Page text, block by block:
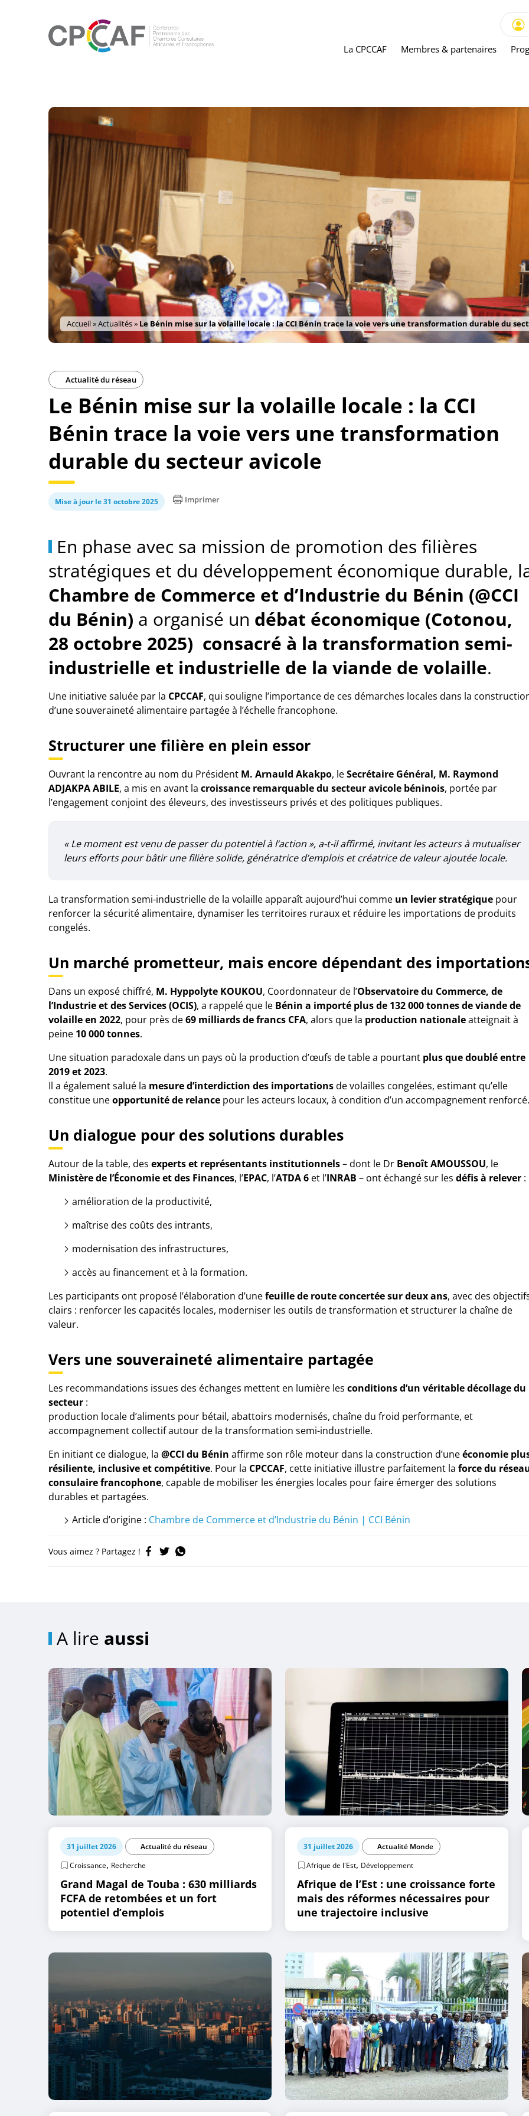
La CPCCAF Membres & partenaires
Accueil»Actualités» Le Bénin mise sur la volaille locale : la CCI Bénin trace la voie vers une transformation durable du
Actualité du réseau
Le Bénin mise sur la volaille locale : la CCI
Bénin trace la voie vers une transformation
durable du secteur avicole
Mise à jour le 31 octobre 2025 Imprimer
En phase avec sa mission de promotion des filières
stratégiques et du développement économique durable,
Chambre de Commerce et d’Industrie du Bénin (@CCI
du Bénin) a organisé un débat économique (Cotonou,
28 octobre 2025) consacré à la transformation semi-
industrielle et industrielle de la viande de volaille.
Une initiative saluée par la CPCCAF, qui souligne l’importance de ces démarches locales dans la
d’une souveraineté alimentaire partagée à l’échelle francophone.
Structurer une filière en plein essor
Ouvrant la rencontre au nom du Président M. Arnauld Akakpo, leSecrétaire Général, M. Raymond
ADJAKPA ABILE, a mis en avant la croissance remarquable du secteur avicole béninois, portée par
l’engagement conjoint des éleveurs, des investisseurs privés et des politiques publiques.
« Le moment est venu de passer du potentiel à l’action », a-t-il affirmé, invitant les acteurs à mutualiser
leurs efforts pour bâtir une filière solide, génératrice d’emplois et créatrice de valeur ajoutée locale.
La transformation semi-industrielle de la volaille apparaît aujourd’hui comme un levier stratégique pour
renforcer la sécurité alimentaire, dynamiser les territoires ruraux et réduire les importations de produits
congelés.
Un marché prometteur, mais encore dépendant des
Dans un exposé chiffré, M. Hyppolyte KOUKOU, Coordonnateur de l’Observatoire du Commerce, de
l’Industrie et des Services (OCIS), a rappelé que le Bénin a importé plus de 132 000 tonnes de viande de
volaille en 2022, pour près de69 milliards de francs CFA, alors que la production nationaleatteignait à
peine 10 000 tonnes.
Une situation paradoxale dans un pays où la production d’œufs de table a pourtant plus que doublé entre
2019 et 2023.
Il a également salué la mesure d’interdiction des importationsde volailles congelées, estimant qu’elle
constitue uneopportunité de relance pour les acteurs locaux, à condition d’un accompagnement renforcé.
Un dialogue pour des solutions durables
Autour de la table, des experts et représentants institutionnels– dont le Dr Benoît AMOUSSOU, le
Ministère de l’Économie et des Finances, l’EPAC, l’ATDA 6 et l’INRAB – ont échangé sur les défis à relever :
amélioration de la productivité,
maîtrise des coûts des intrants,
modernisation des infrastructures,
accès au financement et à la formation.
Les participants ont proposé l’élaboration d’unefeuille de route concertée sur deux ans, avec des
clairs : renforcer les capacités locales, moderniser les outils de transformation et structurer la chaîne de
valeur.
Vers une souveraineté alimentaire partagée
Les recommandations issues des échanges mettent en lumière les conditions d’un véritable décollage du
secteur :
production locale d’aliments pour bétail, abattoirs modernisés, chaîne du froid performante, et
accompagnement collectif autour de la transformation semi-industrielle.
En initiant ce dialogue, la @CCI du Bénin affirme son rôle moteur dans la construction d’uneéconomie
résiliente, inclusive et compétitive. Pour la CPCCAF, cette initiative illustre parfaitement la force du
consulaire francophone, capable de mobiliser les énergies locales pour faire émerger des solutions
durables et partagées.
Article d’origine : Chambre de Commerce et d’Industrie du Bénin | CCI Bénin
Vous aimez ? Partagez !
A lire aussi
31 juillet 2026
Actualité du réseau
Croissance, Recherche
Grand Magal de Touba : 630 milliards
FCFA de retombées et un fort
potentiel d’emplois
31 juillet 2026
Actualité Monde
Afrique de l'Est, Développement
Afrique de l’Est : une croissance forte
mais des réformes nécessaires pour
une trajectoire inclusive